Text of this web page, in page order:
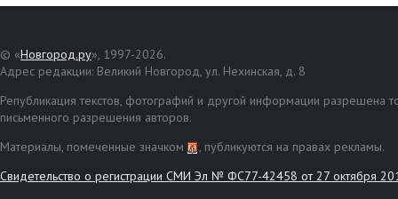
© «Новгород.ру», 1997-2026.
Адрес редакции: Великий Новгород, ул. Нехинская, д. 8
Републикация текстов, фотографий и другой информации разрешена
письменного разрешения авторов.
Материалы, помеченные значком
, публикуются на правах рекламы.
Свидетельство о регистрации СМИ Эл № ФС77-42458 от 27 октября